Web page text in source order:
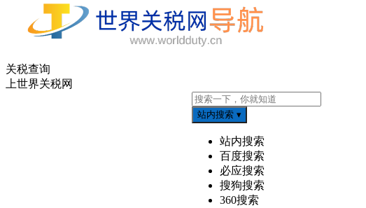
关税查询
上世界关税网
站内搜索 ▾
站内搜索
百度搜索
必应搜索
搜狗搜索
360搜索